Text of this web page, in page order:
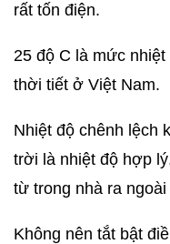
rất tốn điện.
25 độ C là mức
thời tiết ở Việt Nam.
Nhiệt độ chênh lệch
trời là nhiệt độ hợp
từ trong nhà ra
Không nên tắt bật